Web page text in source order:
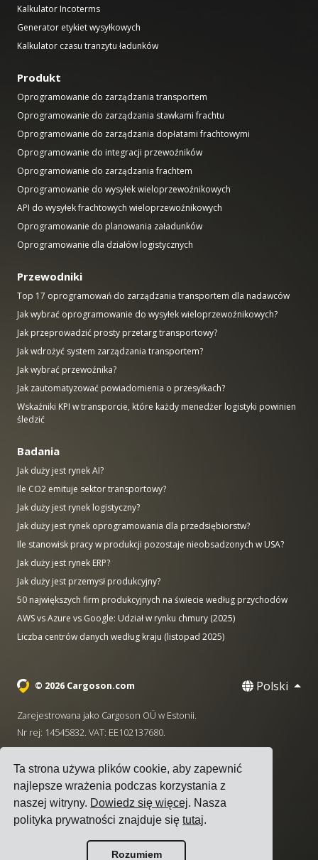
Ta strona używa plików cookie, aby zapewnić
najlepsze wrażenia podczas korzystania z
naszej witryny. Dowiedz się więcej. Nasza
polityka prywatności znajduje siętutaj.
Rozumiem
Kalkulator Incoterms
Generator etykiet wysyłkowych
Kalkulator czasu tranzytu ładunków
Produkt
Oprogramowanie do zarządzania transportem
Oprogramowanie do zarządzania stawkami frachtu
Oprogramowanie do zarządzania dopłatami frachtowymi
Oprogramowanie do integracji przewoźników
Oprogramowanie do zarządzania frachtem
Oprogramowanie do wysyłek wieloprzewoźnikowych
API do wysyłek frachtowych wieloprzewoźnikowych
Oprogramowanie do planowania załadunków
Oprogramowanie dla działów logistycznych
Przewodniki
Top 17 oprogramowań do zarządzania transportem dla nadawców
Jak wybrać oprogramowanie do wysyłek wieloprzewoźnikowych?
Jak przeprowadzić prosty przetarg transportowy?
Jak wdrożyć system zarządzania transportem?
Jak wybrać przewoźnika?
Jak zautomatyzować powiadomienia o przesyłkach?
Wskaźniki KPI w transporcie, które każdy menedżer logistyki powinien
śledzić
Badania
Jak duży jest rynek AI?
Ile CO2 emituje sektor transportowy?
Jak duży jest rynek logistyczny?
Jak duży jest rynek oprogramowania dla przedsiębiorstw?
Ile stanowisk pracy w produkcji pozostaje nieobsadzonych w USA?
Jak duży jest rynek ERP?
Jak duży jest przemysł produkcyjny?
50 największych firm produkcyjnych na świecie według przychodów
AWS vs Azure vs Google: Udział w rynku chmury (2025)
Liczba centrów danych według kraju (listopad 2025)
© 2026 Cargoson.com Polski
Zarejestrowana jako Cargoson OÜ w Estonii.
Nr rej: 14545832. VAT: EE102137680.
+372 5555 0028 · hello@cargoson.com
Warunki korzystania z usługi|Polityka Prywatności
Polityka plików cookie